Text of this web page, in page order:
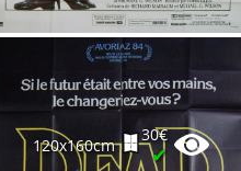
120x160cm
30€
✔